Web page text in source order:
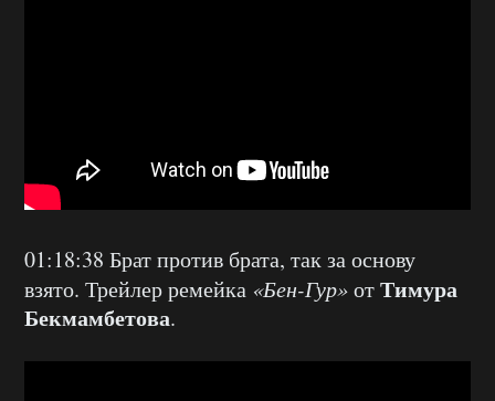
01:18:38 Брат против брата, так за основу
взято. Трейлер ремейка «Бен-Гур»отТимура
Бекмамбетова.